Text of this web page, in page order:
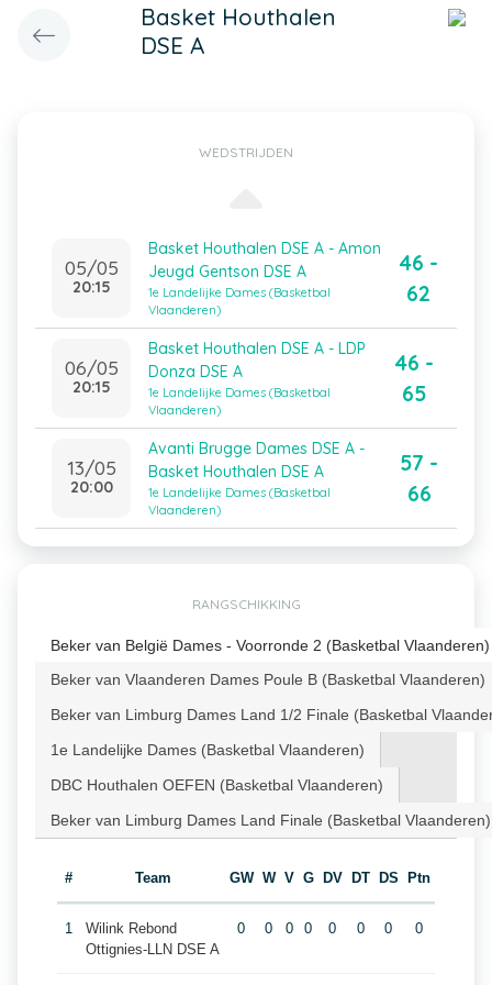
Basket Houthalen
DSE A
WEDSTRIJDEN
05/05
20:15
Basket Houthalen DSE A - Amon
Jeugd Gentson DSE A
1e Landelijke Dames (Basketbal
Vlaanderen)
46 -
62
06/05
20:15
Basket Houthalen DSE A - LDP
Donza DSE A
1e Landelijke Dames (Basketbal
Vlaanderen)
46 -
65
13/05
20:00
Avanti Brugge Dames DSE A -
Basket Houthalen DSE A
1e Landelijke Dames (Basketbal
Vlaanderen)
57 -
66
RANGSCHIKKING
Beker van België Dames - Voorronde 2 (Basketbal Vlaanderen)
Beker van Vlaanderen Dames Poule B (Basketbal Vlaanderen)
Beker van Limburg Dames Land 1/2 Finale (Basketbal
1e Landelijke Dames (Basketbal Vlaanderen)
DBC Houthalen OEFEN (Basketbal Vlaanderen)
Beker van Limburg Dames Land Finale (Basketbal Vlaanderen)
# Team GW W V G DV DT DS Ptn
1
Wilink Rebond
Ottignies-LLN DSE A
0 0 0 0 0 0 0 0